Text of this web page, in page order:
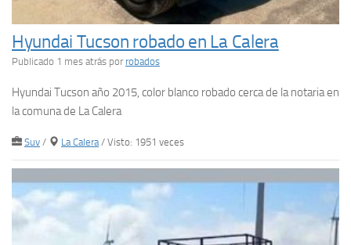
Hyundai Tucson robado en La Calera
Publicado 1 mes atrás por robados
Hyundai Tucson año 2015, color blanco robado cerca de la notaria en
la comuna de La Calera
Suv / La Calera/ Visto: 1951 veces